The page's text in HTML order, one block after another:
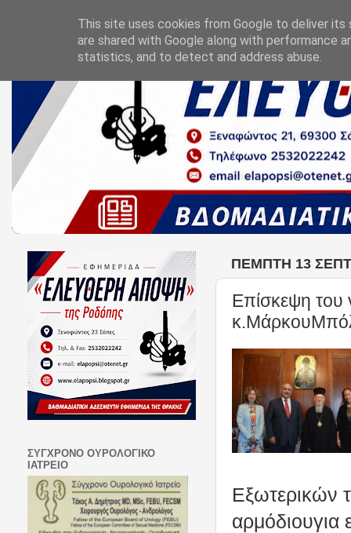
ΠΈΜΠΤΗ 13
Επίσκεψη
Εξωτερικών
αρμόδιουγια
ΣΥΓΧΡΟΝΟ ΟΥΡΟΛΟΓΙΚΟ
ΙΑΤΡΕΙΟ
This site uses cookies from Google to deliver its
are shared with Google along with performance
statistics, and to detect and address abuse.